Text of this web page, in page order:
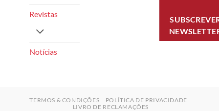
Revistas
Notícias
TERMOS & CONDIÇÕES
POLÍTICA DE PRIVACIDADE
LIVRO DE RECLAMAÇÕES